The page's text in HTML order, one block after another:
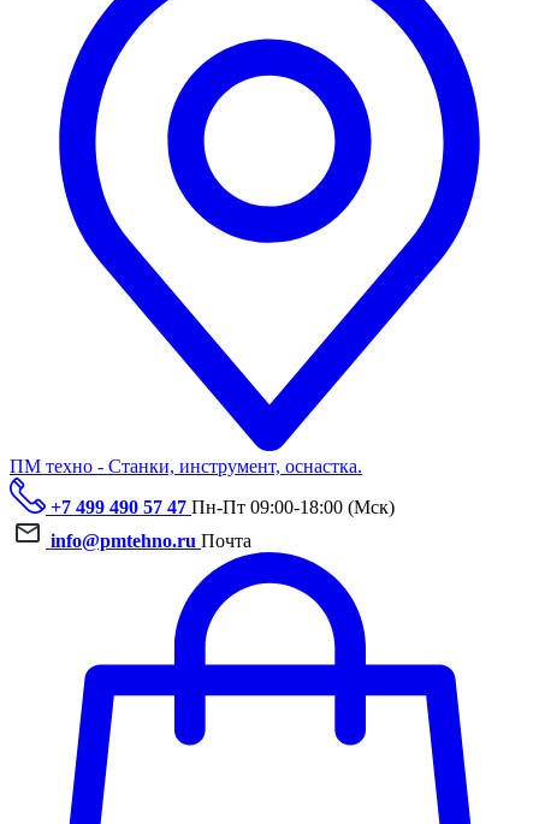
ПМ техно - Станки, инструмент, оснастка.
+7 499 490 57 47 Пн-Пт 09:00-18:00 (Мск)
info@pmtehno.ru Почта